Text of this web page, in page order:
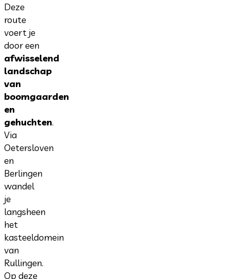
Deze
route
voert je
door een
afwisselend
landschap
van
boomgaarden
en
gehuchten.
Via
Oetersloven
en
Berlingen
wandel
je
langsheen
het
kasteeldomein
van
Rullingen.
Op deze